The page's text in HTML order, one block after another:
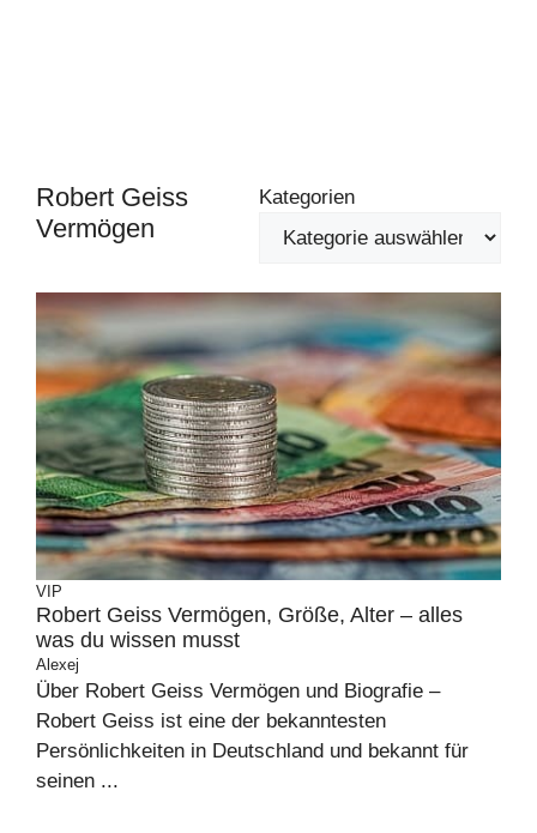
Robert Geiss
Vermögen
Kategorien
VIP
Robert Geiss Vermögen, Größe, Alter – alles
was du wissen musst
Alexej
Über Robert Geiss Vermögen und Biografie –
Robert Geiss ist eine der bekanntesten
Persönlichkeiten in Deutschland und bekannt für
seinen ...